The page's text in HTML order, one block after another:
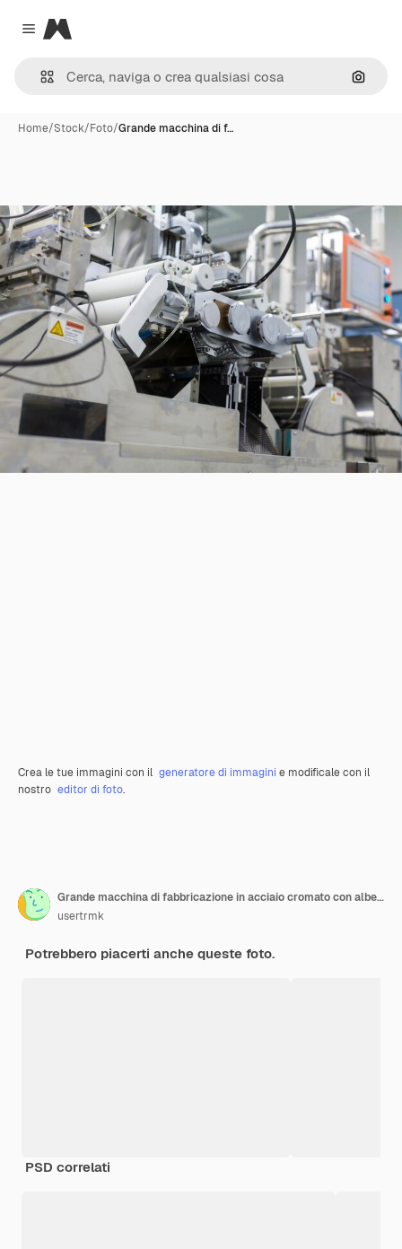
Close menu
Magnific
Cerca
Home/Stock/Foto/Grande macchina di f…
Crea le tue immagini con il generatore di immagini e modificale con il
nostro editor di foto.
Grande macchina di fabbricazione in acciaio cromato con alberi e pannello di controllo del computer da bellow
usertrmk
Potrebbero piacerti anche queste foto.
PSD correlati